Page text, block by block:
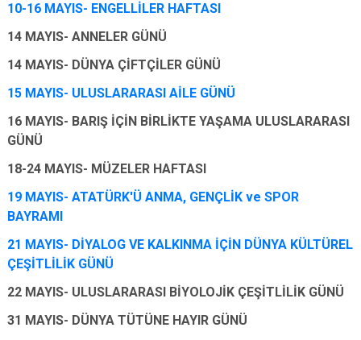
10-16 MAYIS- ENGELLİLER HAFTASI
14 MAYIS- ANNELER GÜNÜ
14 MAYIS- DÜNYA ÇİFTÇİLER GÜNÜ
15 MAYIS- ULUSLARARASI AİLE GÜNÜ
16 MAYIS- BARIŞ İÇİN BİRLİKTE YAŞAMA ULUSLARARASI
GÜNÜ
18-24 MAYIS- MÜZELER HAFTASI
19 MAYIS- ATATÜRK'Ü ANMA, GENÇLİK ve SPOR
BAYRAMI
21 MAYIS- DİYALOG VE KALKINMA İÇİN DÜNYA KÜLTÜREL
ÇEŞİTLİLİK GÜNÜ
22 MAYIS- ULUSLARARASI BİYOLOJİK ÇEŞİTLİLİK GÜNÜ
31 MAYIS- DÜNYA TÜTÜNE HAYIR GÜNÜ